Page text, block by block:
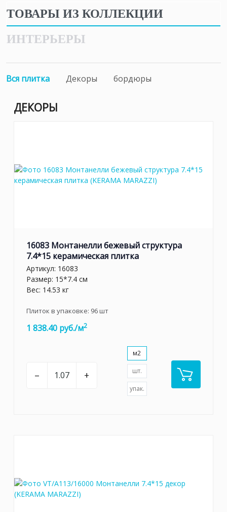
ТОВАРЫ ИЗ КОЛЛЕКЦИИ
ИНТЕРЬЕРЫ
Вся плитка Декоры бордюры
ДЕКОРЫ
16083 Монтанелли бежевый структура
7.4*15 керамическая плитка
Артикул: 16083
Размер: 15*7.4 см
Вес: 14.53 кг
Плиток в упаковке: 96шт
1 838.40 руб./м2
– +
м2
шт.
упак.